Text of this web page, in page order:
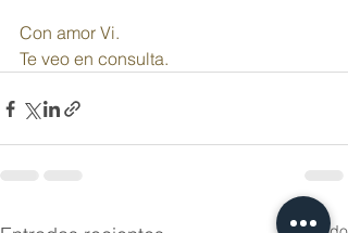
Con amor Vi.
Te veo en consulta.